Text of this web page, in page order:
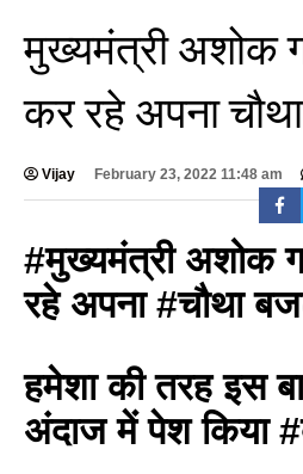
मुख्यमंत्री अशोक
कर रहे अपना
Vijay February 23, 2022 11:48 am
#मुख्यमंत्री अशोक
रहे अपना #चौथा
हमेशा की तरह इस
अंदाज में पेश किया